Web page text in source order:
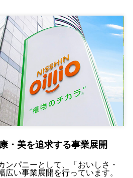
・美を追求する事業展開
ンパニーとして、「おいしさ・
広い事業展開を行っています。